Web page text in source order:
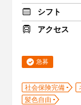
シフト
アクセス
急募
社会保険完備
髪色自由